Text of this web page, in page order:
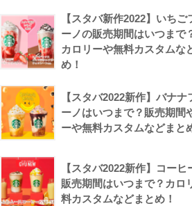
【スタバ新作2022】いちご
ーノの販売期間はいつまで
カロリーや無料カスタムな
め！
【スタバ2022新作】バナナ
ーノはいつまで？販売期間
ーや無料カスタムなどまと
【スタバ2022新作】コーヒ
販売期間はいつまで？カロ
料カスタムなどまとめ！